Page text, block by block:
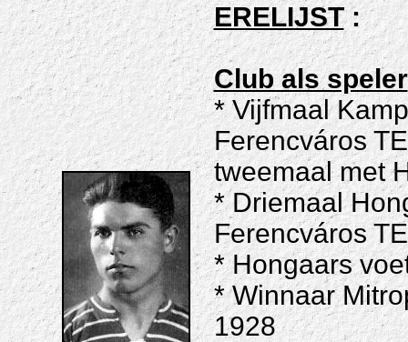
ERELIJST:
Club als speler
* Vijfmaal
Ferencváros
tweemaal met
* Driemaal
Ferencváros
* Hongaars
* Winnaar
1928